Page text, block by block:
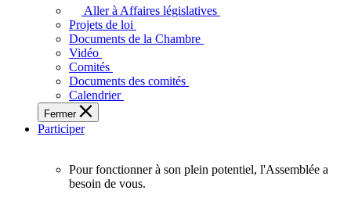
adopte
touchent
des
Ontariennes
et
Aller à Affaires législatives
Projets de loi
Documents de la Chambre
Vidéo
Comités
Documents des comités
Calendrier
Fermer
Participer
Pour fonctionner à son plein potentiel, l'Assemblée a
besoin de vous.